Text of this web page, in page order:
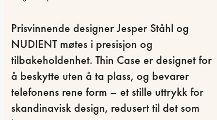
Prisvinnende designer Jesper Ståhl og
NUDIENT møtes i presisjon og
tilbakeholdenhet. Thin Case er designet for
å beskytte uten å ta plass, og bevarer
telefonens rene form – et stille uttrykk for
skandinavisk design, redusert til det som